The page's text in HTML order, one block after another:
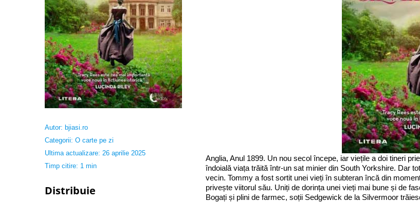
Autor: bjiasi.ro
Categorii: O carte pe zi
Ultima actualizare: 26 aprilie 2025
Timp citire: 1 min
Distribuie
Anglia, Anul 1899. Un nou secol începe, iar viețile a doi tineri
îndoială viața trăită într-un sat minier din South Yorkshire. Dar
vecin. Tommy a fost sortit unei vieți în subteran încă din
privește viitorul său. Uniți de dorința unei vieți mai bune și de
Bogați și plini de farmec, soții Sedgewick de la Silvermoor